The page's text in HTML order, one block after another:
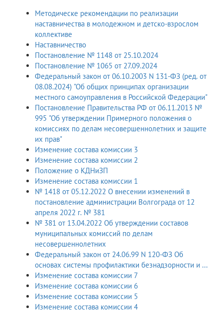
Методическе рекомендации по реализации
наставничества в молодежном и детско-взрослом
коллективе
Наставничество
Постановление № 1148 от 25.10.2024
Постановление № 1065 от 27.09.2024
Федеральный закон от 06.10.2003 N 131-ФЗ (ред. от
08.08.2024) "Об общих принципах организации
местного самоуправления в Российской Федерации"
Постановление Правительства РФ от 06.11.2013 №
995 "Об утверждении Примерного положения о
комиссиях по делам несовершеннолетних и защите
их прав"
Изменение состава комиссии 3
Изменение состава комиссии 2
Положение о КДНиЗП
Изменение состава комиссии 1
№ 1418 от 05.12.2022 О внесении изменений в
постановление администрации Волгограда от 12
апреля 2022 г. № 381
№ 381 от 13.04.2022 Об утверждении составов
муниципальных комиссий по делам
несовершеннолетних
Федеральный закон от 24.06.99 N 120-ФЗ Об
основах системы профилактики безнадзорности и ...
Изменение состава комиссии 7
Изменение состава комиссии 6
Изменение состава комиссии 5
Изменение состава комиссии 4